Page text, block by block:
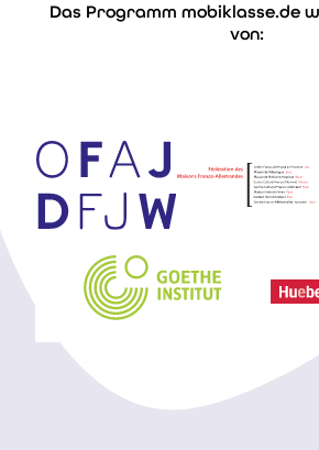
Das Programm mobiklasse.de
von: